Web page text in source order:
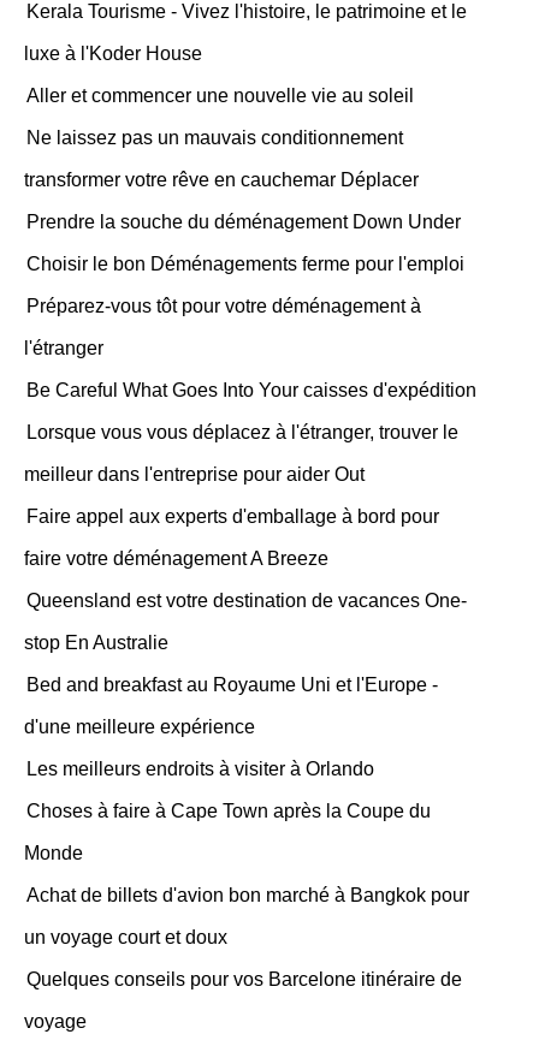
Kerala Tourisme - Vivez l'histoire, le patrimoine et le
luxe à l'Koder House
Aller et commencer une nouvelle vie au soleil
Ne laissez pas un mauvais conditionnement
transformer votre rêve en cauchemar Déplacer
Prendre la souche du déménagement Down Under
Choisir le bon Déménagements ferme pour l'emploi
Préparez-vous tôt pour votre déménagement à
l'étranger
Be Careful What Goes Into Your caisses d'expédition
Lorsque vous vous déplacez à l'étranger, trouver le
meilleur dans l'entreprise pour aider Out
Faire appel aux experts d'emballage à bord pour
faire votre déménagement A Breeze
Queensland est votre destination de vacances One-
stop En Australie
Bed and breakfast au Royaume Uni et l'Europe -
d'une meilleure expérience
Les meilleurs endroits à visiter à Orlando
Choses à faire à Cape Town après la Coupe du
Monde
Achat de billets d'avion bon marché à Bangkok pour
un voyage court et doux
Quelques conseils pour vos Barcelone itinéraire de
voyage